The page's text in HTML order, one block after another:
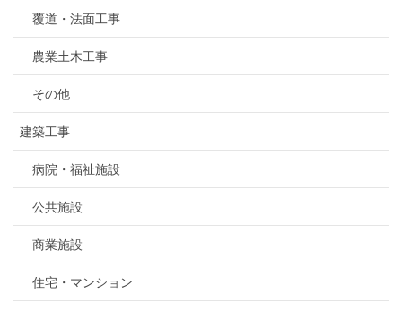
覆道・法面工事
農業土木工事
その他
建築工事
病院・福祉施設
公共施設
商業施設
住宅・マンション